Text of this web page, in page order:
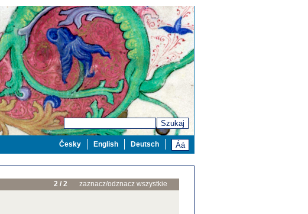
Szukaj
Deutsch
English
Česky
2 / 2 zaznacz/odznacz wszystkie